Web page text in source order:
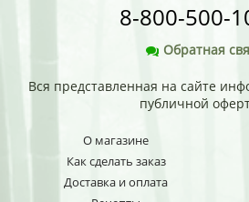
8-800-500-
Обратная
Вся представленная на сайте
публичной
О магазине
Как сделать заказ
Доставка и оплата